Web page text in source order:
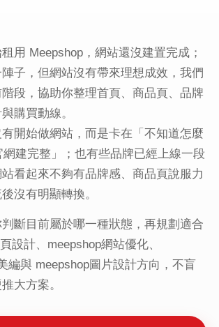
用 Meepshop，網站還沒建置完成；
子，但網站沒有帶來理想成效，我們
段，協助你整理首頁、商品頁、品牌
購買動線。
開始做網站，而是卡在「不知道怎麼
網建完整」；也有些品牌已經上線一段
看起來不夠有品牌感、商品頁說服力
沒有明顯轉換。
斷目前屬於哪一種狀態，再規劃適合
設計、meepshop網站優化、
編與 meepshop圖片設計方向，不盲
大方案。